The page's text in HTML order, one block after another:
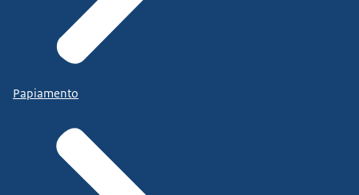
Papiamento